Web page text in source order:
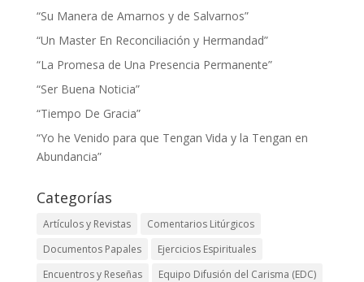
“Su Manera de Amarnos y de Salvarnos”
“Un Master En Reconciliación y Hermandad”
“La Promesa de Una Presencia Permanente”
“Ser Buena Noticia”
“Tiempo De Gracia”
“Yo he Venido para que Tengan Vida y la Tengan en
Abundancia”
Categorías
Artículos y Revistas
Comentarios Litúrgicos
Documentos Papales
Ejercicios Espirituales
Encuentros y Reseñas
Equipo Difusión del Carisma (EDC)